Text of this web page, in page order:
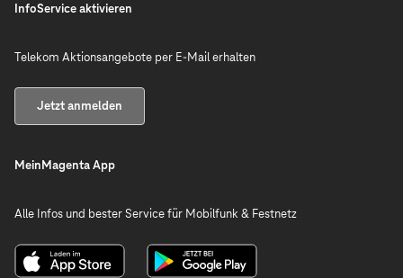
InfoService aktivieren
Telekom Aktionsangebote per E-Mail erhalten
Jetzt anmelden
MeinMagenta App
Alle Infos und bester Service für Mobilfunk & Festnetz